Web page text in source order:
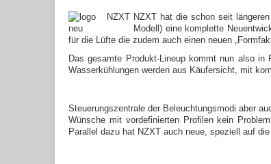
NZXT hat die schon seit
Modell) eine komplette
für die Lüfte die zudem auch einen neuen
Das gesamte Produkt-Lineup kommt nun also in
Wasserkühlungen werden aus Käufersicht, mit
Steuerungszentrale der Beleuchtungsmodi aber
Wünsche mit vordefinierten Profilen kein
Parallel dazu hat NZXT auch neue, speziell auf